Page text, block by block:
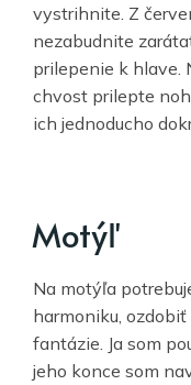
vystrihnite. Z
nezabudnite
prilepenie k hlave.
chvost prilepte
ich jednoducho
Motýľ
Na motýľa
harmoniku,
fantázie. Ja som
jeho konce som